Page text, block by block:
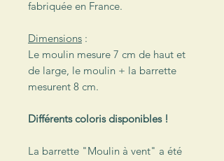
fabriquée en France.
Dimensions :
Le moulin mesure 7 cm de haut et
de large, le moulin + la barrette
mesurent 8 cm.
Différents coloris disponibles !
La barrette "Moulin à vent" a été